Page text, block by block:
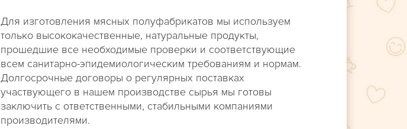
​Для изготовления мясных полуфабрикатов мы используем
только высококачественные, натуральные продукты,
прошедшие все необходимые проверки и соответствующие
всем санитарно-эпидемиологическим требованиям и нормам.
Долгосрочные договоры о регулярных поставках
участвующего в нашем производстве сырья мы готовы
заключить с ответственными, стабильными компаниями
производителями.